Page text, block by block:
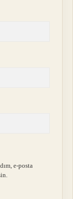
e-posta